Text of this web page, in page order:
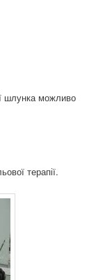
шлунка можливо
терапії.